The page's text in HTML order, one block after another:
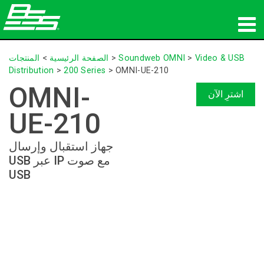
المنتجات
أين تشتري
التدريب
الصفحة الرئيسية > المنتجات >Soundweb OMNI >Video & USB
Distribution >200 Series >OMNI-UE-210
OMNI-
UE-210
جهاز استقبال وإرسال
USB عبر IP مع صوت
USB
اشترِ الآن